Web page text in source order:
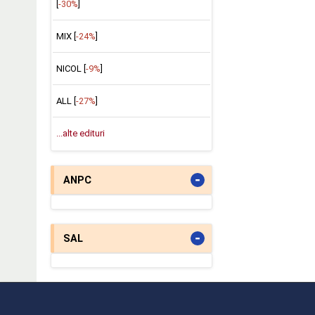
-30%
MIX [ -24%
NICOL [ -9%
ALL [ -27%
...alte edituri
ANPC -
SAL -